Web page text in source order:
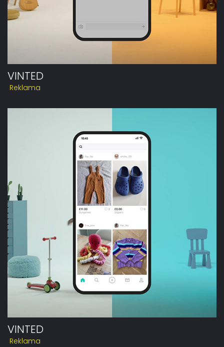
VINTED
Reklama
VINTED
Reklama